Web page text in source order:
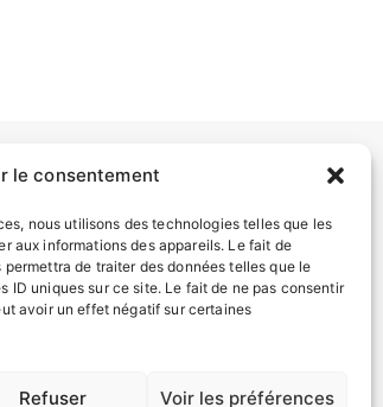
le consentement
nous utilisons des technologies telles que les
aux informations des appareils. Le fait de
de traiter des données telles que le
ID uniques sur ce site. Le fait de ne pas consentir
avoir un effet négatif sur certaines
Refuser Voir les préférences
légales
de confidentialité